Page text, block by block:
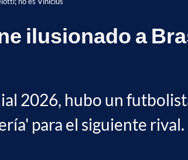
ilusionado a
2026, hubo un
para el siguiente rival.